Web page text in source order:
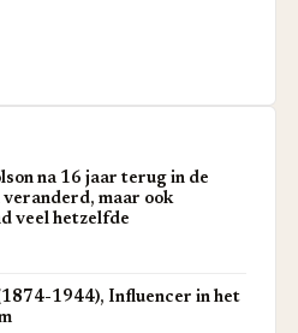
na 16 jaar terug in de
veranderd, maar ook
veel hetzelfde
1944), Influencer in het